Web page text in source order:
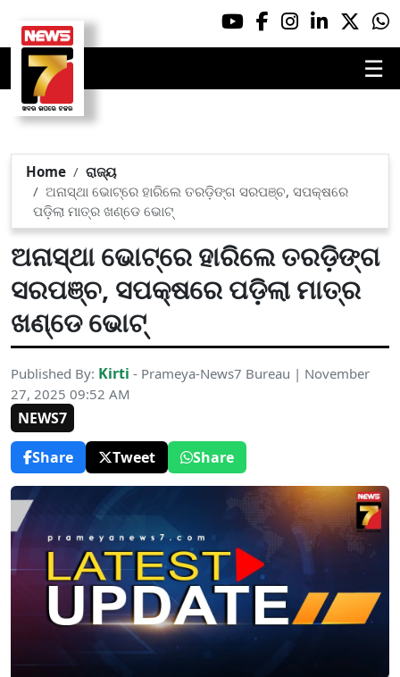
☰
Home
ରାଜ୍ୟ
ଅନାସ୍ଥା ଭୋଟ୍‌ରେ ହାରିଲେ ତରଡ଼ିଙ୍ଗ ସରପଞ୍ଚ, ସପକ୍ଷରେ
ପଡ଼ିଲା ମାତ୍ର ଖଣ୍ଡେ ଭୋଟ୍
ଅନାସ୍ଥା ଭୋଟ୍‌ରେ ହାରିଲେ ତରଡ଼ିଙ୍ଗ
ସରପଞ୍ଚ, ସପକ୍ଷରେ ପଡ଼ିଲା ମାତ୍ର
ଖଣ୍ଡେ ଭୋଟ୍
Published By: Kirti - Prameya-News7 Bureau | November
27, 2025 09:52 AM
NEWS7
Share
Tweet Share